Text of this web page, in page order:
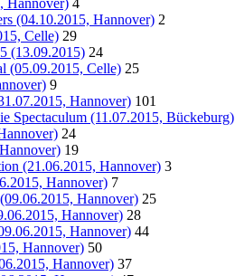
Hannover) 4
(04.10.2015, Hannover) 2
Celle) 29
(13.09.2015) 24
(05.09.2015, Celle) 25
9
Hannover) 101
Spectaculum (11.07.2015, Bückeburg)
24
19
(21.06.2015, Hannover) 3
Hannover) 7
Hannover) 25
Hannover) 28
Hannover) 44
Hannover) 50
Hannover) 37